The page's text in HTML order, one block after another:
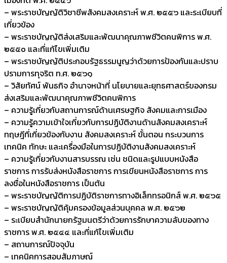
– พระราชบัญญัติวิชาชีพสังคมสงเคราะห์ พ.ศ. ๒๕๕๖ และระเบียบที่
เกี่ยวข้อง
– พระราชบัญญัติส่งเสริมและพัฒนาคุณภาพชีวิตคนพิการ พ.ศ.
๒๕๕o และที่แก้ไขเพิ่มเติม
– พระราชบัญญัติประกอบรัฐธรรมนูญว่าด้วยการป้องกันและปราบ
ปรามการทุจริต ท.ศ. ๒๕๖๑
– วิสัยทัศน์ พันธกิจ อำนาจหน้าที่ นโยบายและยุทธศาสตร์ของกรม
ส่งเสริมและพัฒนาคุณภาพชีวิตคนพิการ
– ความรู้เกี่ยวกับสถานการณ์ด้านเศรษฐกิจ สังคมและการเมือง
– ความรู้ความเข้าใจเกี่ยวกับการปฏิบัติงานด้านสังคมสงเคราะห์
ทฤษฎีที่เกี่ยวข้องกับงาน สังคมสงเคราะห์ ขั้นตอน กระบวนการ
เทคนิค ทักษะ และเครื่องมือในการปฏิบัติงานสังคมสงเคราะห์
– ความรู้เกี่ยวกับงานสารบรรณ เช่น ชนิดและรูปแบบหนังสือ
ราชการ การรับส่งหนังสือราชการ การเขียนหนังสือราชการ การ
ลงชื่อในหนังสือราชการ เป็นต้น
– พระราชบัญญัติการปฏิบัติราชการทางอิเล็กทรอนิกส์ พ.ศ. ๒๕๖๕
– พระราชบัญญัติคุ้มครองข้อมูลส่วนบุคคล พ.ศ. ๒๕๖๒
– ระเบียบสำนักนายกรัฐมนตรีว่าด้วยการรักษาความลับของทาง
ราชการ พ.ศ. ๒๕๔๔ และที่แก้ไขเพิ่มเติม
– สถานการณ์ปัจจุบัน
– เทคนิคการสอบสัมภาษณ์